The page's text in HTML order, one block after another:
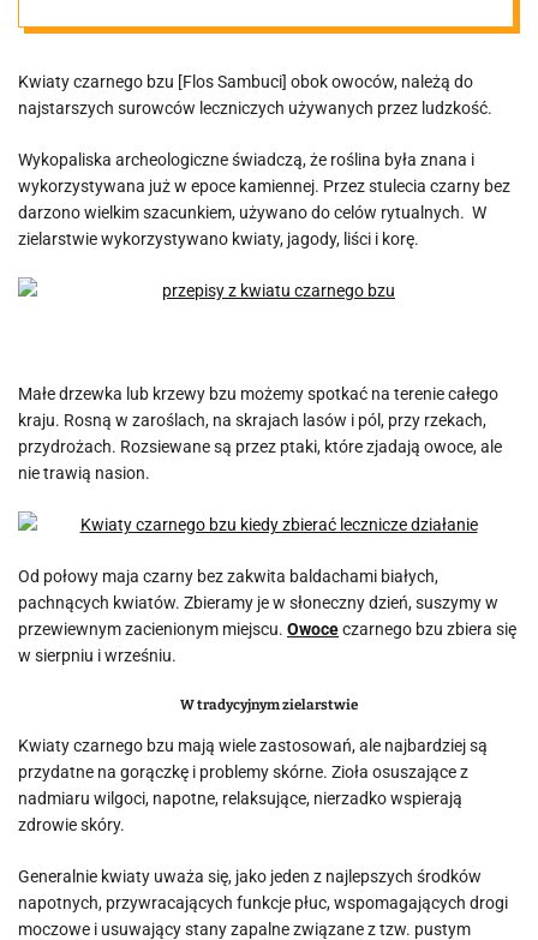
problemy
skórne
Kwiaty czarnego bzu [Flos Sambuci] obok owoców, należą do
najstarszych surowców leczniczych używanych przez ludzkość.
Wykopaliska archeologiczne świadczą, że roślina była znana i
wykorzystywana już w epoce kamiennej. Przez stulecia czarny bez
darzono wielkim szacunkiem, używano do celów rytualnych. W
zielarstwie wykorzystywano kwiaty, jagody, liści i korę.
Małe drzewka lub krzewy bzu możemy spotkać na terenie całego
kraju. Rosną w zaroślach, na skrajach lasów i pól, przy rzekach,
przydrożach. Rozsiewane są przez ptaki, które zjadają owoce, ale
nie trawią nasion.
Od połowy maja czarny bez zakwita baldachami białych,
pachnących kwiatów. Zbieramy je w słoneczny dzień, suszymy w
przewiewnym zacienionym miejscu. Owoceczarnego bzu zbiera się
w sierpniu i wrześniu.
W tradycyjnym zielarstwie
Kwiaty czarnego bzu mają wiele zastosowań, ale najbardziej są
przydatne na gorączkę i problemy skórne. Zioła osuszające z
nadmiaru wilgoci, napotne, relaksujące, nierzadko wspierają
zdrowie skóry.
Generalnie kwiaty uważa się, jako jeden z najlepszych środków
napotnych, przywracających funkcje płuc, wspomagających drogi
moczowe i usuwający stany zapalne związane z tzw. pustym